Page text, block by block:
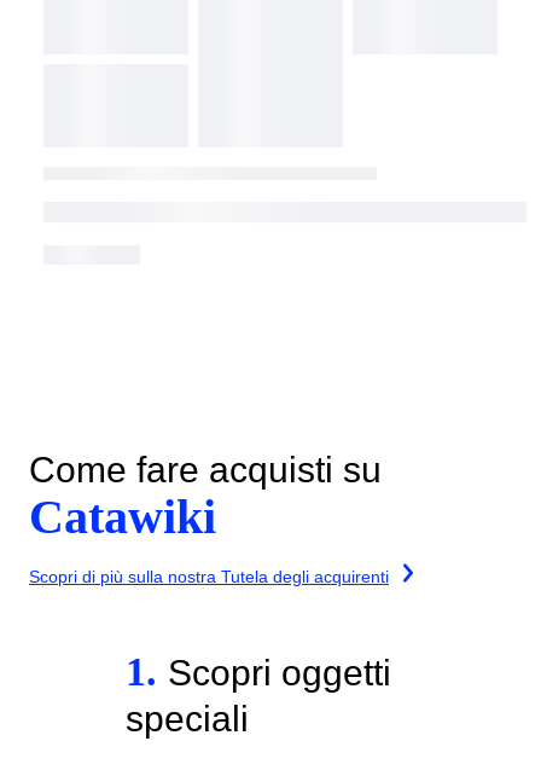
Come fare acquisti su
Catawiki
Scopri di più sulla nostra Tutela degli acquirenti
1. Scopri oggetti
speciali